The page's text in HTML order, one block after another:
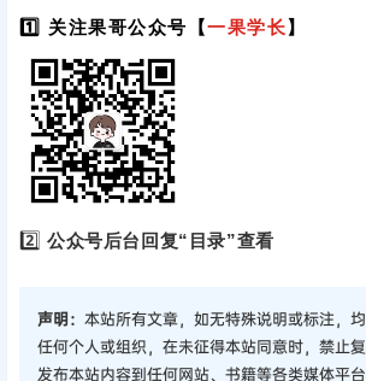
1️⃣ 关注果哥公众号【一果学长】
2️⃣公众号后台回复“目录”查看
声明： 本站所有文章，如无特殊说明或标注，均
任何个人或组织，在未征得本站同意时，禁止复
发布本站内容到任何网站、书籍等各类媒体平